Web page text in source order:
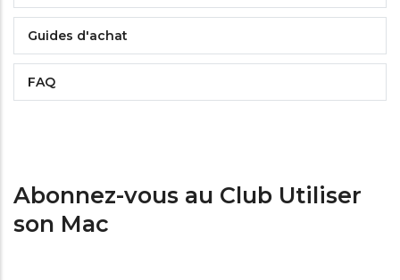
Guides d'achat
FAQ
Abonnez-vous au Club Utiliser
son Mac